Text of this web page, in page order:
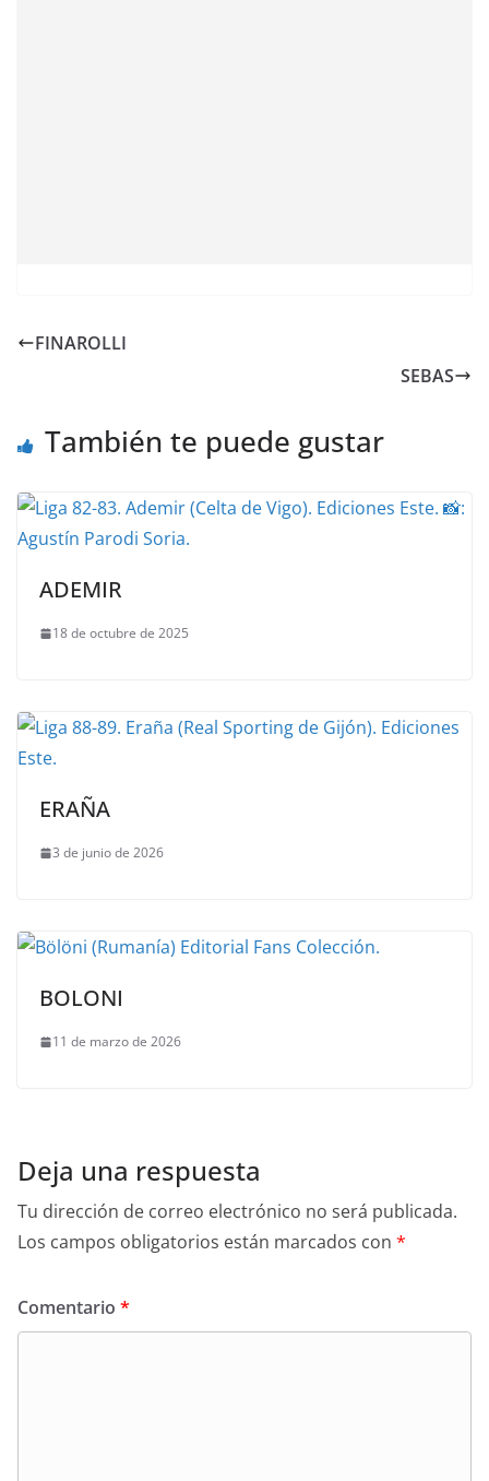
FINAROLLI
SEBAS
También te puede gustar
ADEMIR
18 de octubre de 2025
ERAÑA
3 de junio de 2026
BOLONI
11 de marzo de 2026
Deja una respuesta
Tu dirección de correo electrónico no será publicada.
Los campos obligatorios están marcados con *
Comentario *